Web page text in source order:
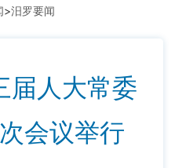
>汨罗要闻
届人大常委
会议举行